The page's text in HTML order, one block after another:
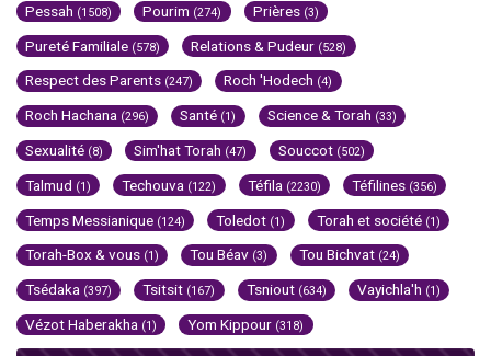
Pessah (1508) Pourim (274) Prières (3)
Pureté Familiale (578) Relations & Pudeur (528)
Respect des Parents (247) Roch 'Hodech (4)
Roch Hachana (296) Santé (1) Science & Torah (33)
Sexualité (8) Sim'hat Torah (47) Souccot (502)
Talmud (1) Techouva (122) Téfila (2230) Téfilines (356)
Temps Messianique (124) Toledot (1) Torah et société (1)
Torah-Box & vous (1) Tou Béav (3) Tou Bichvat (24)
Tsédaka (397) Tsitsit (167) Tsniout (634) Vayichla'h (1)
Vézot Haberakha (1) Yom Kippour (318)